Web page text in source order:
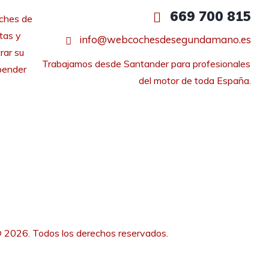
de
y
su
669 700 815
info@webcochesdesegundamano.es
Trabajamos desde Santander para profesionales
del motor de toda España.
Todos los derechos reservados.